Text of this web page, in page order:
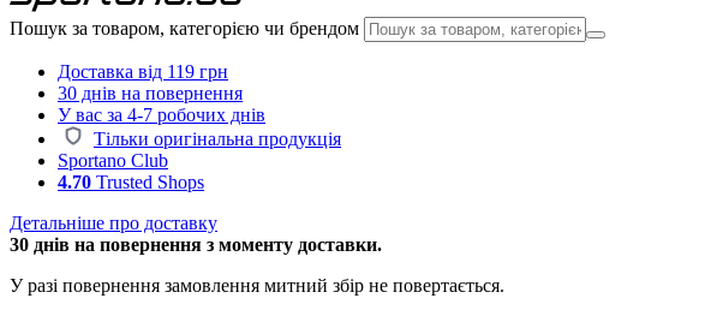
Пошук за товаром, категорією чи брендом
Доставка від 119 грн
30 днів на повернення
У вас за 4-7 робочих днів
Тільки оригінальна продукція
Sportano Club
4.70 Trusted Shops
Детальніше про доставку
30 днів на повернення з моменту доставки.
У разі повернення замовлення митний збір не повертається.